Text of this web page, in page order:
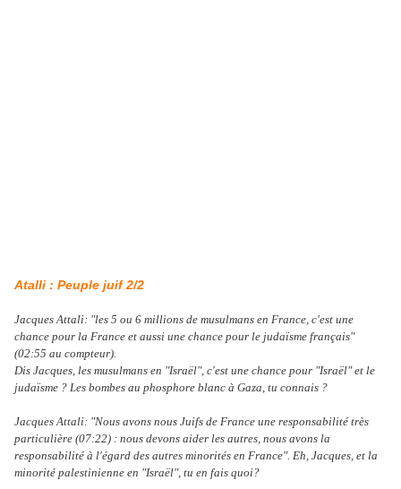
Atalli : Peuple juif 2/2
Jacques Attali: "les 5 ou 6 millions de musulmans en France, c'est une
chance pour la France et aussi une chance pour le judaïsme français"
(02:55 au compteur).
Dis Jacques, les musulmans en "Israël", c'est une chance pour "Israël" et le
judaïsme ? Les bombes au phosphore blanc à Gaza, tu connais ?
Jacques Attali: "Nous avons nous Juifs de France une responsabilité très
particulière (07:22) : nous devons aider les autres, nous avons la
responsabilité à l'égard des autres minorités en France". Eh, Jacques, et la
minorité palestinienne en "Israël", tu en fais quoi?